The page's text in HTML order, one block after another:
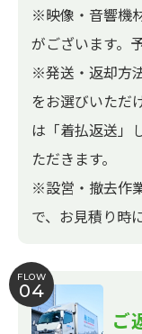
※映像・音響機
がございます。
※発送・返却方
をお選びいただ
は「着払返送」
ただきます。
※設営・撤去作
で、お見積り時
FLOW
04
ご